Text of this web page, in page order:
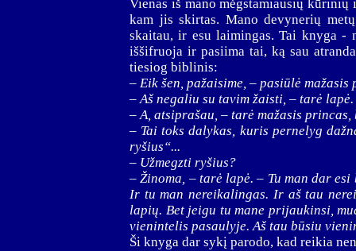
Vienas iš mano mėgstamiausių
kam jis skirtas. Mano devynerių
skaitau, ir esu laimingas. Tai knyga -
iššifruoja ir pasiima tai, ką sau
tiesiog biblinis:
– Eik šen, pažaisime, – pasiūlė
– Aš negaliu su tavim žaisti, – tarė
– A, atsiprašau, – tarė mažasis
– Tai toks dalykas, kuris pernelyg
ryšius“...
– Užmegzti ryšius?
– Žinoma, – tarė lapė. – Tu man dar
Ir tu man nereikalingas. Ir aš tau
lapių. Bet jeigu tu mane prijaukinsi,
vienintelis pasaulyje. Aš tau būsiu
Ši knyga dar sykį parodo, kad reikia